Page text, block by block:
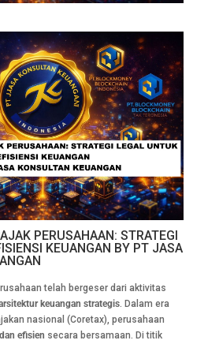
PERUSAHAAN: STRATEGI
KEUANGAN BY PT JASA
telah bergeser dari aktivitas
keuangan strategis. Dalam era
nasional (Coretax), perusahaan
efisien secara bersamaan. Di titik